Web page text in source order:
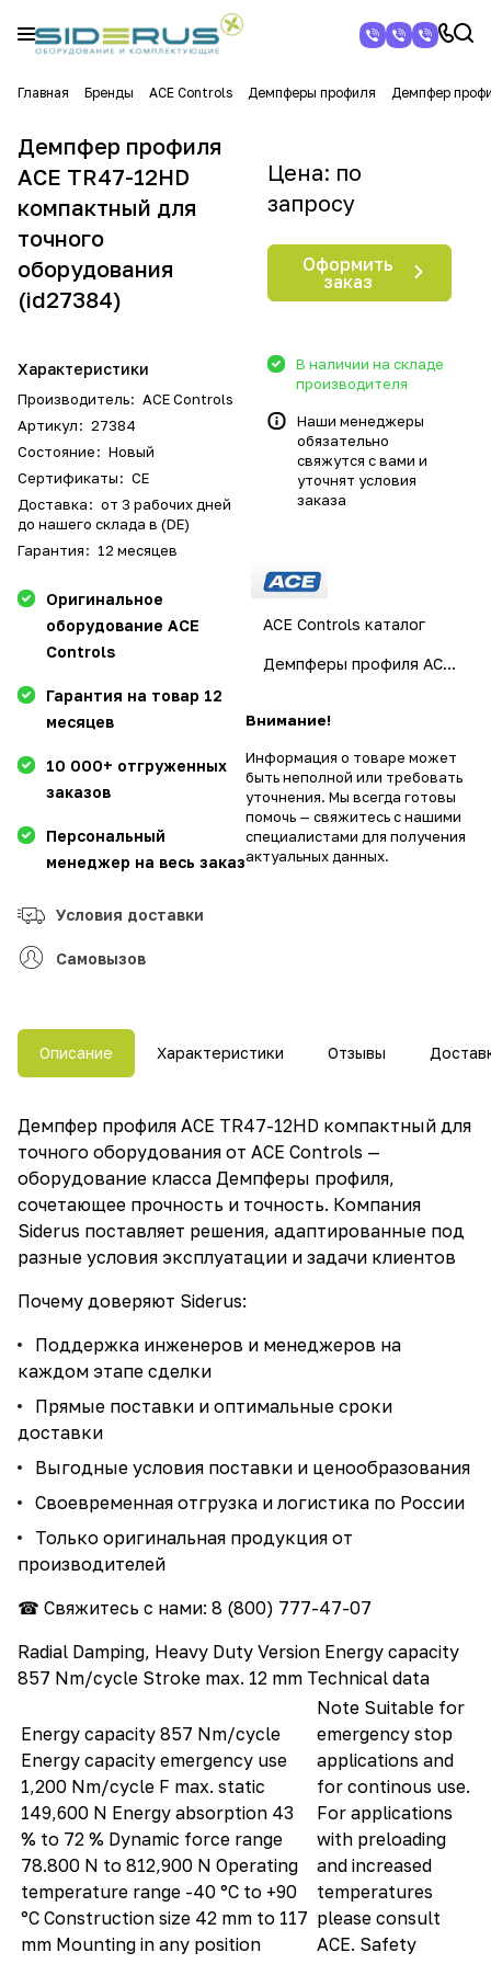
Главная Бренды ACE Controls Демпферы профиля Демпфер
Демпфер профиля
ACE TR47-12HD
компактный для
точного
оборудования
(id27384)
Характеристики
Производитель: ACE Controls
Артикул: 27384
Состояние: Новый
Сертификаты: CE
Доставка: от 3 рабочих дней
до нашего склада в (DE)
Гарантия: 12 месяцев
Оригинальное
оборудование ACE
Controls
Гарантия на товар 12
месяцев
10 000+ отгруженных
заказов
Персональный
менеджер на весь заказ
Условия доставки
Самовызов
Цена: по
запросу
Оформить
заказ
В наличии на складе
производителя
Наши менеджеры
обязательно
свяжутся с вами и
уточнят условия
заказа
ACE Controls каталог
Демпферы профиля ACE Controls
Внимание!
Информация о товаре может
быть неполной или требовать
уточнения. Мы всегда готовы
помочь — свяжитесь с нашими
специалистами для получения
актуальных данных.
Описание Характеристики Отзывы
Демпфер профиля ACE TR47-12HD компактный для
точного оборудования от ACE Controls —
оборудование класса Демпферы профиля,
сочетающее прочность и точность. Компания
Siderus поставляет решения, адаптированные под
разные условия эксплуатации и задачи клиентов
Почему доверяют Siderus:
Поддержка инженеров и менеджеров на
каждом этапе сделки
Прямые поставки и оптимальные сроки
доставки
Выгодные условия поставки и ценообразования
Своевременная отгрузка и логистика по России
Только оригинальная продукция от
производителей
☎ Свяжитесь с нами: 8 (800) 777-47-07
Radial Damping, Heavy Duty Version Energy capacity
857 Nm/cycle Stroke max. 12 mm Technical data
Energy capacity 857 Nm/cycle
Energy capacity emergency use
1,200 Nm/cycle F max. static
149,600 N Energy absorption 43
% to 72 % Dynamic force range
78.800 N to 812,900 N Operating
temperature range -40 °C to +90
°C Construction size 42 mm to 117
mm Mounting in any position
Note Suitable for
emergency stop
applications and
for continous use.
For applications
with preloading
and increased
temperatures
please consult
ACE. Safety